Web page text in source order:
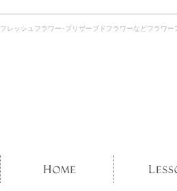
フレッシュフラワー･プリザーブドフラワーなどフラワ